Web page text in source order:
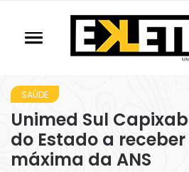
SAÚDE
Unimed Sul
do Estado a
máxima da ANS